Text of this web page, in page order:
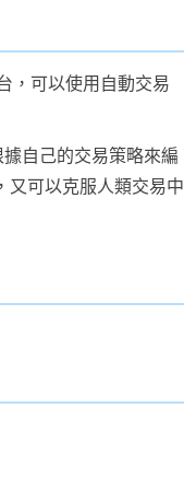
，可以使用自動交易
自己的交易策略來編
又可以克服人類交易中